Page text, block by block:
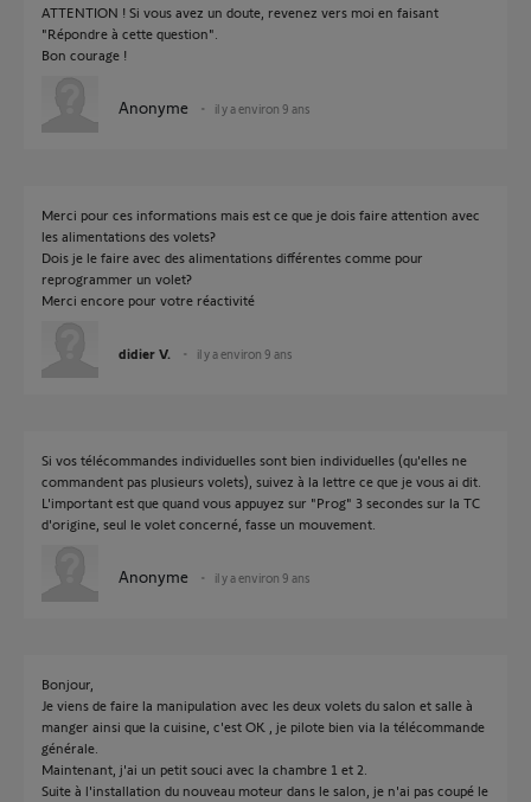
ATTENTION ! Si vous avez un doute, revenez vers moi en faisant
"Répondre à cette question".
Bon courage !
Anonyme il y a environ 9 ans
Merci pour ces informations mais est ce que je dois faire attention avec
les alimentations des volets?
Dois je le faire avec des alimentations différentes comme pour
reprogrammer un volet?
Merci encore pour votre réactivité
didier V. il y a environ 9 ans
Si vos télécommandes individuelles sont bien individuelles (qu'elles ne
commandent pas plusieurs volets), suivez à la lettre ce que je vous ai dit.
L'important est que quand vous appuyez sur "Prog" 3 secondes sur la TC
d'origine, seul le volet concerné, fasse un mouvement.
Anonyme il y a environ 9 ans
Bonjour,
Je viens de faire la manipulation avec les deux volets du salon et salle à
manger ainsi que la cuisine, c'est OK , je pilote bien via la télécommande
générale.
Maintenant, j'ai un petit souci avec la chambre 1 et 2.
Suite à l'installation du nouveau moteur dans le salon, je n'ai pas coupé le